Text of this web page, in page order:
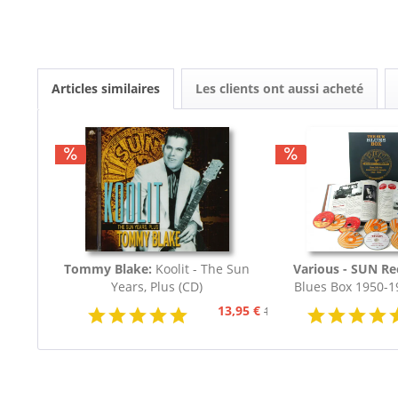
Articles similaires Les clients ont aussi acheté
Tommy Blake: Koolit - The Sun
Years, Plus (CD)
13,95 € 15,95 €
Various - SUN
Blues Box 1950-
Deluxe